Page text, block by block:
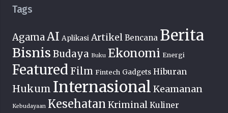
Tags
AgamaAI Aplikasi Artikel Bencana Berita
Bisnis Budaya Buku Ekonomi Energi
Featured Film Fintech Gadgets Hiburan
Hukum Internasional Keamanan
Kebudayaan Kesehatan Kriminal Kuliner